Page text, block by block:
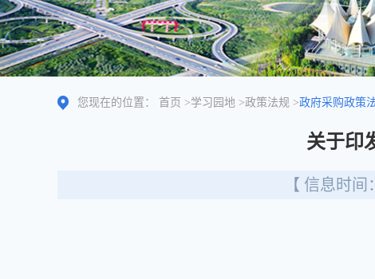
您现在的位置： 首页 >学习园地 >政策法规 >政府采购政策
关于印
【 信息时间